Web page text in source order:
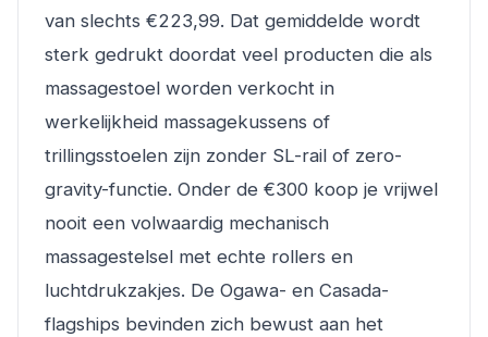
van slechts €223,99. Dat gemiddelde wordt
sterk gedrukt doordat veel producten die als
massagestoel worden verkocht in
werkelijkheid massagekussens of
trillingsstoelen zijn zonder SL-rail of zero-
gravity-functie. Onder de €300 koop je vrijwel
nooit een volwaardig mechanisch
massagestelsel met echte rollers en
luchtdrukzakjes. De Ogawa- en Casada-
flagships bevinden zich bewust aan het